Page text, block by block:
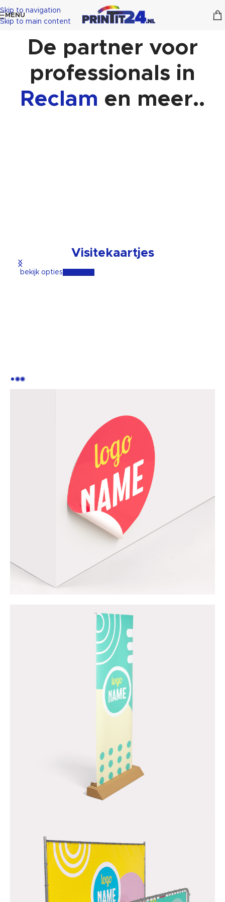
Skip to navigation
Skip to main content
MENU
De partner voor
professionals in
Recl ame en meer..
Bekijk nu
Visitekaartjes
bekijk opties